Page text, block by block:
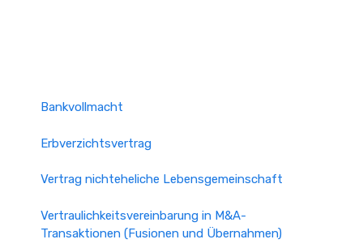
Bankvollmacht
Erbverzichtsvertrag
Vertrag nichteheliche Lebensgemeinschaft
Vertraulichkeitsvereinbarung in M&A-
Transaktionen (Fusionen und Übernahmen)